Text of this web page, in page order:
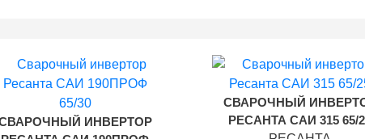
ИНВЕРТОР
СВАРОЧНЫЙ
РЕСАНТА САИ 315 65/